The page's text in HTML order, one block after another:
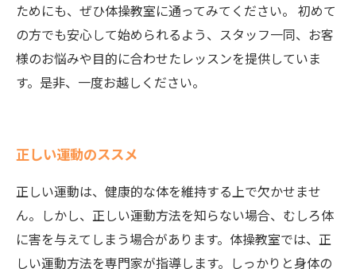
ためにも、ぜひ体操教室に通ってみてください。 初めて
の方でも安心して始められるよう、スタッフ一同、お客
様のお悩みや目的に合わせたレッスンを提供していま
す。是非、一度お越しください。
正しい運動のススメ
正しい運動は、健康的な体を維持する上で欠かせませ
ん。しかし、正しい運動方法を知らない場合、むしろ体
に害を与えてしまう場合があります。体操教室では、正
しい運動方法を専門家が指導します。しっかりと身体の